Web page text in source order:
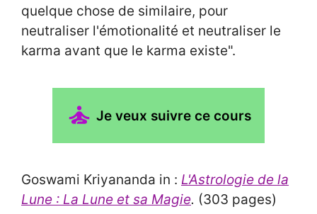
quelque chose de similaire, pour
neutraliser l'émotionalité et neutraliser le
karma avant que le karma existe".
Je veux suivre ce cours
Goswami Kriyananda in : L'Astrologie de la
Lune : La Lune et sa Magie. (303 pages)